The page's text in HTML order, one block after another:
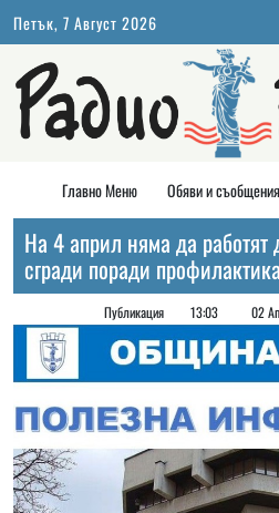
Петък, 7 Август 2026
Главно Меню Обяви и съобщения
На 4 април няма да работят
сгради поради профилактика
Публикация 13:03 02